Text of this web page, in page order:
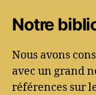
Notre
Nous avons
avec un grand
références sur